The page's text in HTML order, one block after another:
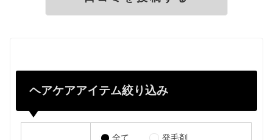
ヘアケアアイテム絞り込み
全て
発毛剤